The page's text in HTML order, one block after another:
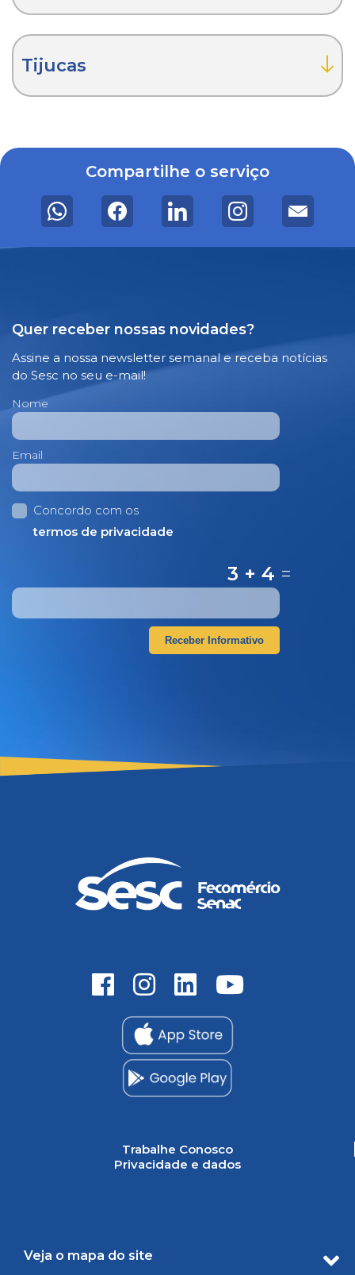
Tijucas
Compartilhe o serviço
Quer receber nossas novidades?
Assine a nossa newsletter semanal e receba notícias
do Sesc no seu e-mail!
Nome
Email
Concordo com os
termos de privacidade
3 + 4 =
Receber Informativo
Trabalhe Conosco
Privacidade e dados
Veja o mapa do site